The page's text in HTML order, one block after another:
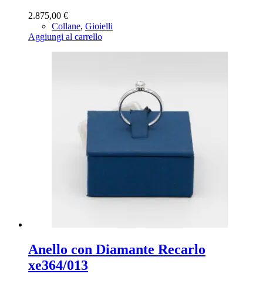
2.875,00 €
Collane, Gioielli
Aggiungi al carrello
Anello con Diamante Recarlo
xe364/013